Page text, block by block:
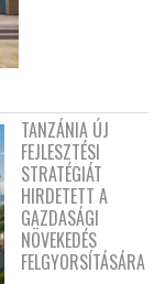
TANZÁNIA ÚJ
FEJLESZTÉSI
STRATÉGIÁT
HIRDETETT A
GAZDASÁGI
NÖVEKEDÉS
FELGYORSÍTÁSÁRA